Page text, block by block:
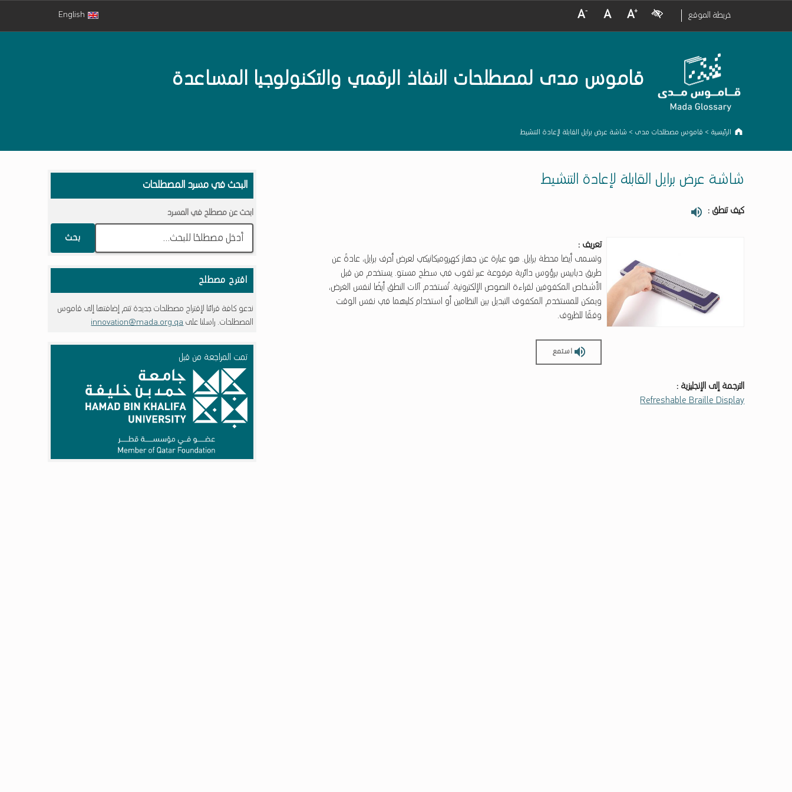
خريطة الموقع
Visual Impairment
Increase Font Size
Normal Font Size
Decrease Font Size
English
قاموس مدى لمصطلحات النفاذ الرقمي والتكنولوجيا المساعدة
الرئيسية > قاموس مصطلحات مدى > شاشة عرض برايل القابلة لإعادة التنشيط
شاشة عرض برايل القابلة لإعادة التنشيط
كيف تنطق :
تعريف :
وتسمى أيضا محطة برايل. هو عبارة عن جهاز كهروميكانيكي لعرض أحرف برايل، عادةً عن
طريق دبابيس برؤوس دائرية مرفوعة عبر ثقوب في سطح مستو. يستخدم من قبل
الأشخاص المكفوفين لقراءة النصوص الإلكترونية. تُستخدم آلات النطق أيضًا لنفس الغرض،
ويمكن للمستخدم المكفوف التبديل بين النظامين أو استخدام كليهما في نفس الوقت
وفقًا للظروف.
استمع
الترجمة إلى الإنجليزية :
Refreshable Braille Display
Skip back to main navigation
البحث في مسرد المصطلحات
ابحث عن مصطلح في المسرد
بحث
اقترح مصطلح
ندعو كافة قرائنا لإقتراح مصطلحات جديدة تتم إضافتها إلى قاموس
المصطلحات. راسلنا على innovation@mada.org.qa
تمت المراجعة من قبل